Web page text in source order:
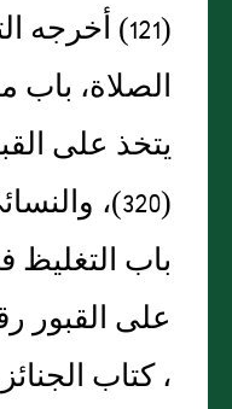
(121)
الصلاة، باب
يتخذ على
(320)،
باب التغليظ
، كتاب